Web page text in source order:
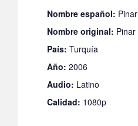
Nombre español:
Nombre original:
País: Turquía
Año: 2006
Audio: Latino
Calidad: 1080p